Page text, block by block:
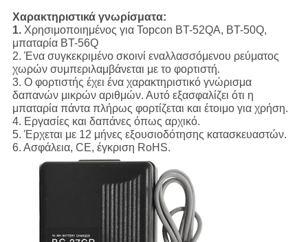
Χαρακτηριστικά γνωρίσματα:
1. Χρησιμοποιημένος για Topcon BT-52QA, BT-50Q,
μπαταρία BT-56Q
2. Ένα συγκεκριμένο σκοινί εναλλασσόμενου ρεύματος
χωρών συμπεριλαμβάνεται με το φορτιστή.
3. Ο φορτιστής έχει ένα χαρακτηριστικό γνώρισμα
δαπανών μικρών αριθμών. Αυτό εξασφαλίζει ότι η
μπαταρία πάντα πλήρως φορτίζεται και έτοιμο για χρήση.
4. Εργασίες και δαπάνες όπως αρχικό.
5. Έρχεται με 12 μήνες εξουσιοδότησης κατασκευαστών.
6. Ασφάλεια, CE, έγκριση RoHS.